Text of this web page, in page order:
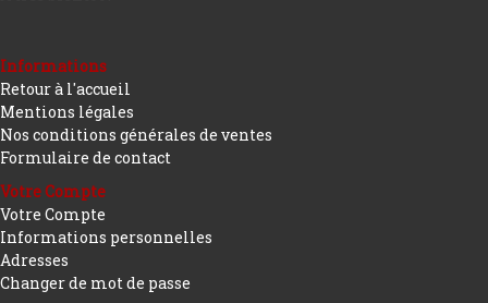
Informations
Retour à l'accueil
Mentions légales
Nos conditions générales de ventes
Formulaire de contact
Votre Compte
Votre Compte
Informations personnelles
Adresses
Changer de mot de passe